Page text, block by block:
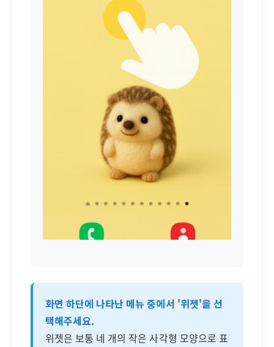
화면 하단에 나타난 메뉴 중에서 '위젯'을 선
택해주세요.
위젯은 보통 네 개의 작은 사각형 모양으로 표